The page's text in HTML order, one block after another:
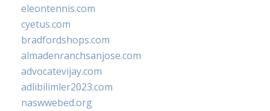
eleontennis.com
cyetus.com
bradfordshops.com
almadenranchsanjose.com
advocatevijay.com
adlibilimler2023.com
naswwebed.org